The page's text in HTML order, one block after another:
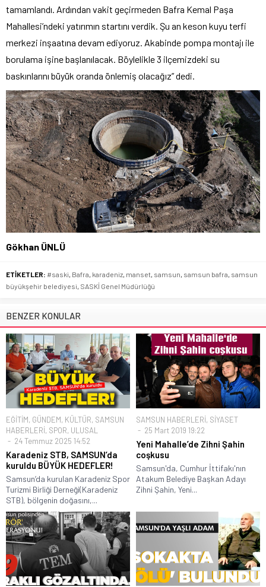
tamamlandı. Ardından vakit geçirmeden Bafra Kemal Paşa
Mahallesi’ndeki yatırımın startını verdik. Şu an keson kuyu terfi
merkezi inşaatına devam ediyoruz. Akabinde pompa montajı ile
borulama işine başlanılacak. Böylelikle 3 ilçemizdeki su
baskınlarını büyük oranda önlemiş olacağız” dedi.
Gökhan ÜNLÜ
ETİKETLER: #saski, Bafra, karadeniz, manset, samsun, samsun bafra, samsun
büyükşehir belediyesi, SASKİ Genel Müdürlüğü
BENZER KONULAR
EĞİTİM, GÜNDEM, KÜLTÜR, SAMSUN
HABERLERİ, SPOR, ULUSAL
24 Temmuz 2025 14:52
Karadeniz STB, SAMSUN’da
kuruldu BÜYÜK HEDEFLER!
Samsun’da kurulan Karadeniz Spor
Turizmi Birliği Derneği(Karadeniz
STB), bölgenin doğasını,...
SAMSUN HABERLERİ, SİYASET
25 Mart 2019 19:22
Yeni Mahalle’de Zihni Şahin
coşkusu
Samsun'da, Cumhur İttifakı'nın
Atakum Belediye Başkan Adayı
Zihni Şahin, Yeni...